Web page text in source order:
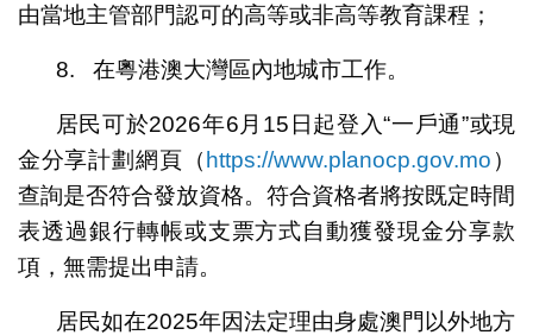
由當地主管部門認可的高等或非高等教育課程；
8. 在粵港澳大灣區內地城市工作。
居民可於2026年6月15日起登入“一戶通”或現
金分享計劃網頁（https://www.planocp.gov.mo ）
查詢是否符合發放資格。符合資格者將按既定時間
表透過銀行轉帳或支票方式自動獲發現金分享款
項，無需提出申請。
居民如在2025年因法定理由身處澳門以外地方